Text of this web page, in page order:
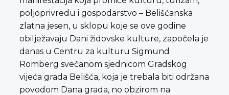
poljoprivredu i gospodarstvo – Belišćanska
zlatna jesen, u sklopu koje se ove godine
obilježavaju Dani židovske kulture, započela je
danas u Centru za kulturu Sigmund
Romberg svečanom sjednicom Gradskog
vijeća grada Belišća, koja je trebala biti održana
povodom Dana grada, no obzirom na